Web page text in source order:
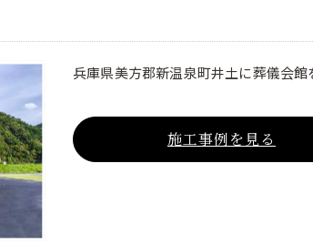
兵庫県美方郡新温泉町井土に葬儀会館
施工事例を見る